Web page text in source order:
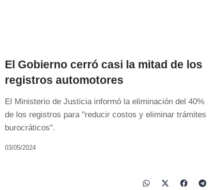
El Gobierno cerró casi la mitad de los
registros automotores
El Ministerio de Justicia informó la eliminación del 40%
de los registros para "reducir costos y eliminar trámites
burocráticos".
03/05/2024